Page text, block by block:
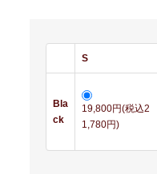
S
Bla
ck
19,800円(税込2
1,780円)